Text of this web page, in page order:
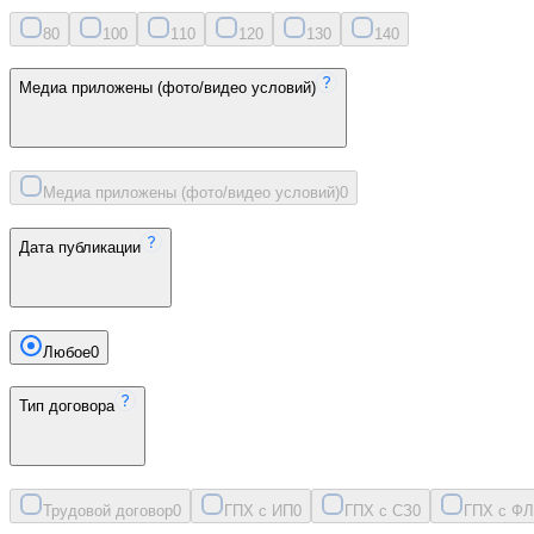
80 100 11 0 120 130 140
Медиа приложены (фото/видео условий)
Медиа приложены (фото/видео условий)0
Дата публикации
Любое0
Тип договора
Трудовой договор0 ГПХ с ИП0 ГПХ с СЗ0 ГПХ с ФЛ